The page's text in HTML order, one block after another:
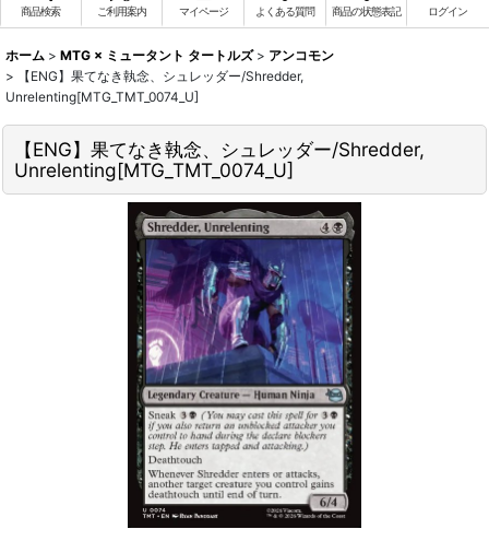
商品検索 ご利用案内 マイページ よくある質問 商品の状態表記 ログイン
ホーム > MTG × ミュータント タートルズ > アンコモン
>
【ENG】果てなき執念、シュレッダー/Shredder,
Unrelenting[MTG_TMT_0074_U]
【ENG】果てなき執念、シュレッダー/Shredder,
Unrelenting[MTG_TMT_0074_U]